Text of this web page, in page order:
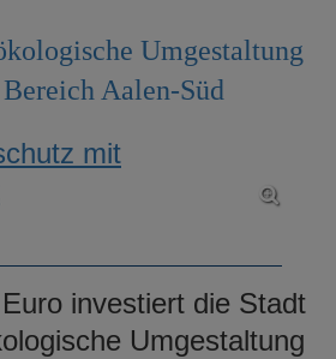
Umgestaltung
Aalen-Süd
investiert die Stadt
Umgestaltung